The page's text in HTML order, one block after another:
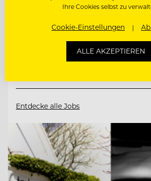
CHEF DE RANG (M/W/D)
Entdecke alle Jobs
Ihre Cookies selbst zu
Cookie-Einstellungen
ALLE AKZEPTIEREN